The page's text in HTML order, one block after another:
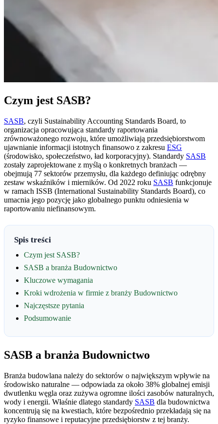
Czym jest SASB?
SASB, czyli Sustainability Accounting Standards Board, to
organizacja opracowująca standardy raportowania
zrównoważonego rozwoju, które umożliwiają przedsiębiorstwom
ujawnianie informacji istotnych finansowo z zakresu ESG
(środowisko, społeczeństwo, ład korporacyjny). Standardy SASB
zostały zaprojektowane z myślą o konkretnych branżach —
obejmują 77 sektorów przemysłu, dla każdego definiując odrębny
zestaw wskaźników i mierników. Od 2022 roku SASB funkcjonuje
w ramach ISSB (International Sustainability Standards Board), co
umacnia jego pozycję jako globalnego punktu odniesienia w
raportowaniu niefinansowym.
Spis treści
Czym jest SASB?
SASB a branża Budownictwo
Kluczowe wymagania
Kroki wdrożenia w firmie z branży Budownictwo
Najczęstsze pytania
Podsumowanie
SASB a branża Budownictwo
Branża budowlana należy do sektorów o największym wpływie na
środowisko naturalne — odpowiada za około 38% globalnej emisji
dwutlenku węgla oraz zużywa ogromne ilości zasobów naturalnych,
wody i energii. Właśnie dlatego standardy SASB dla budownictwa
koncentrują się na kwestiach, które bezpośrednio przekładają się na
ryzyko finansowe i reputacyjne przedsiębiorstw z tej branży.